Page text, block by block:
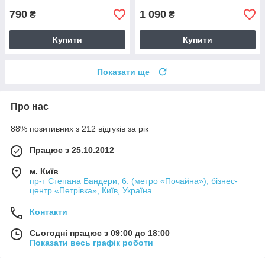
790 ₴
Купити
1 090 ₴
Купити
Показати ще
Про нас
88% позитивних з 212 відгуків за рік
Працює з 25.10.2012
м. Київ
пр-т Степана Бандери, 6. (метро «Почайна»), бізнес-
центр «Петрівка», Київ, Україна
Контакти
Сьогодні працює з 09:00 до 18:00
Показати весь графік роботи